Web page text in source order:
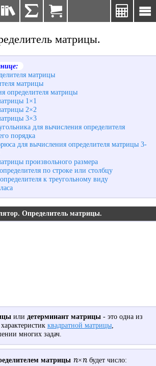


  
матрицы.
матрицы
матрицы
определителя матрицы
1×1
2×2
3×3
для вычисления определителя
порядка
для вычисления определителя матрицы 3-
произвольного размера
по строке или столбцу
к треугольному виду
Определитель матрицы.
или детерминант матрицы- это одна из
квадратной матрицы,
многих задач.
матрицы n×n будет число: